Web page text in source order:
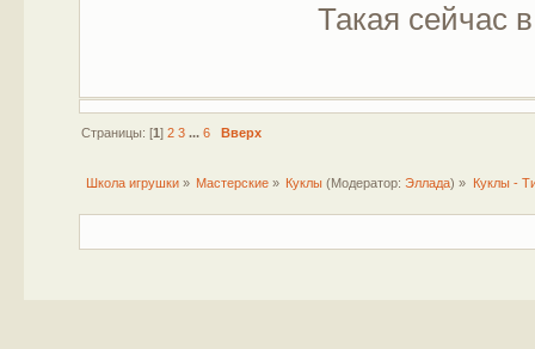
Такая сейчас
Страницы: [1] 2 3 ... 6 Вверх
Школа игрушки» Мастерские » Куклы (Модератор:Эллада) » Куклы -